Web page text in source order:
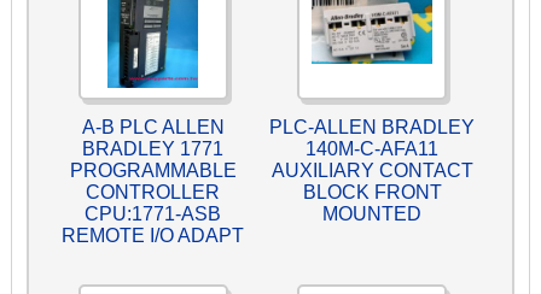
A-B PLC ALLEN
BRADLEY 1771
PROGRAMMABLE
CONTROLLER
CPU:1771-ASB
REMOTE I/O ADAPT
PLC-ALLEN BRADLEY
140M-C-AFA11
AUXILIARY CONTACT
BLOCK FRONT
MOUNTED